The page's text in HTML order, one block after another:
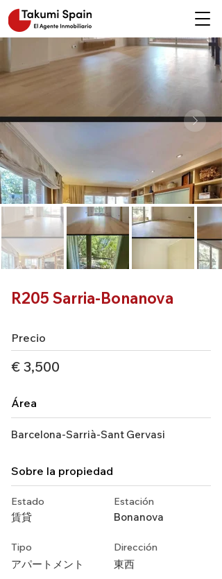
R205 Sarria-Bonanova
Precio
€ 3,500
Área
Barcelona-Sarrià-Sant Gervasi
Sobre la propiedad
Estado
賃貸
Estación
Bonanova
Tipo
アパートメント
Dirección
東西